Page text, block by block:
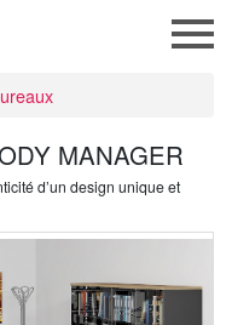
MANAGER
d’un design unique et